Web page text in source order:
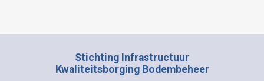
Stichting Infrastructuur
Kwaliteitsborging Bodembeheer